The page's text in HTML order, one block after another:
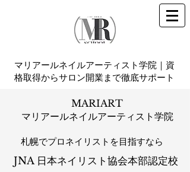
マリアールネイルアーティスト学院｜資
格取得からサロン開業まで徹底サポート
MARIART
マリアールネイルアーティスト学院
札幌​でプロネイリストを目指すなら
JNA 日本ネイリスト協会本部認定校